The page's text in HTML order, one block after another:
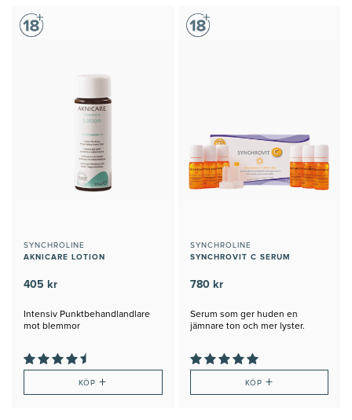
SYNCHROLINE
AKNICARE LOTION
405 kr
Intensiv Punktbehandlandlare
mot blemmor
KÖP+
SYNCHROLINE
SYNCHROVIT C SERUM
780 kr
Serum som ger huden en
jämnare ton och mer lyster.
KÖP +